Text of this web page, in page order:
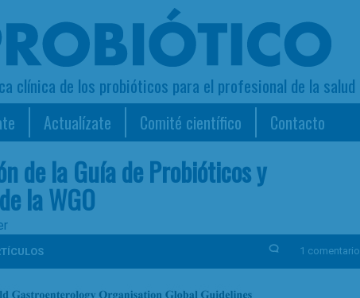
clínica de los probióticos para el profesional de la salud
Actualízate Comité científico Contacto
de la Guía de Probióticos y
la WGO
1 comentario